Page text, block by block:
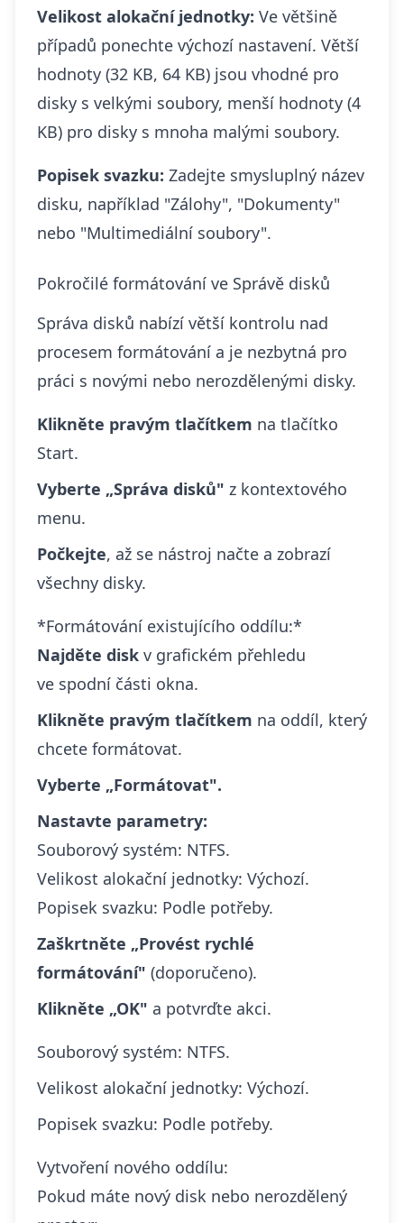
Velikost alokační jednotky: Ve většině
případů ponechte výchozí nastavení. Větší
hodnoty (32 KB, 64 KB) jsou vhodné pro
disky s velkými soubory, menší hodnoty (4
KB) pro disky s mnoha malými soubory.
Popisek svazku: Zadejte smysluplný název
disku, například "Zálohy", "Dokumenty"
nebo "Multimediální soubory".
Pokročilé formátování ve Správě disků
Správa disků nabízí větší kontrolu nad
procesem formátování a je nezbytná pro
práci s novými nebo nerozdělenými disky.
Klikněte pravým tlačítkem na tlačítko
Start.
Vyberte „Správa disků" z kontextového
menu.
Počkejte, až se nástroj načte a zobrazí
všechny disky.
*Formátování existujícího oddílu:*
Najděte disk v grafickém přehledu
ve spodní části okna.
Klikněte pravým tlačítkem na oddíl, který
chcete formátovat.
Vyberte „Formátovat".
Nastavte parametry:
Souborový systém: NTFS.
Velikost alokační jednotky: Výchozí.
Popisek svazku: Podle potřeby.
Zaškrtněte „Provést rychlé
formátování" (doporučeno).
Klikněte „OK" a potvrďte akci.
Souborový systém: NTFS.
Velikost alokační jednotky: Výchozí.
Popisek svazku: Podle potřeby.
Vytvoření nového oddílu:
Pokud máte nový disk nebo nerozdělený